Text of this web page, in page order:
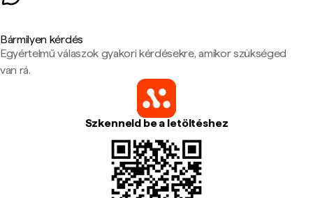
Bármilyen kérdés
Egyértelmű válaszok gyakori kérdésekre, amikor szükséged
van rá.
Szkenneld be a letöltéshez